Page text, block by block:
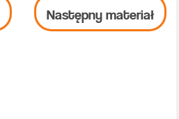
Następny materiał